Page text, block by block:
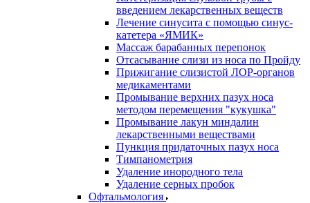
введением лекарственных веществ
Лечение синусита с помощью синус-
катетера «ЯМИК»
Массаж барабанных перепонок
Отсасывание слизи из носа по Пройду
Прижигание слизистой ЛОР-органов
медикаментами
Промывание верхних пазух носа
методом перемещения "кукушка"
Промывание лакун миндалин
лекарственными веществами
Пункция придаточных пазух носа
Тимпанометрия
Удаление инородного тела
Удаление серных пробок
Офтальмология